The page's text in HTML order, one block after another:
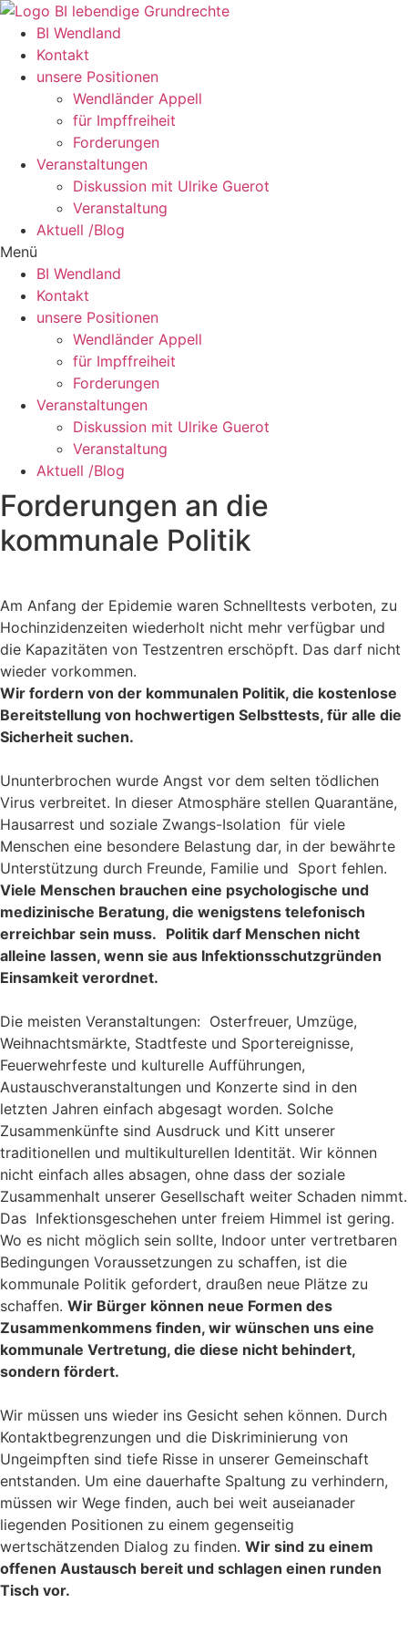
Zum
Inhalt
springen
BI Wendland
Kontakt
unsere Positionen
Wendländer Appell
für Impffreiheit
Forderungen
Veranstaltungen
Diskussion mit Ulrike Guerot
Veranstaltung
Aktuell /Blog
Menü
BI Wendland
Kontakt
unsere Positionen
Wendländer Appell
für Impffreiheit
Forderungen
Veranstaltungen
Diskussion mit Ulrike Guerot
Veranstaltung
Aktuell /Blog
Forderungen an die
kommunale Politik
Am Anfang der Epidemie waren Schnelltests verboten, zu
Hochinzidenzeiten wiederholt nicht mehr verfügbar und
die Kapazitäten von Testzentren erschöpft. Das darf nicht
wieder vorkommen.
Wir fordern von der kommunalen Politik, die kostenlose
Bereitstellung von hochwertigen Selbsttests, für alle die
Sicherheit suchen.
Ununterbrochen wurde Angst vor dem selten tödlichen
Virus verbreitet. In dieser Atmosphäre stellen Quarantäne,
Hausarrest und soziale Zwangs-Isolation für viele
Menschen eine besondere Belastung dar, in der bewährte
Unterstützung durch Freunde, Familie und Sport fehlen.
Viele Menschen brauchen eine psychologische und
medizinische Beratung, die wenigstens telefonisch
erreichbar sein muss. Politik darf Menschen nicht
alleine lassen, wenn sie aus Infektionsschutzgründen
Einsamkeit verordnet.
Die meisten Veranstaltungen: Osterfreuer, Umzüge,
Weihnachtsmärkte, Stadtfeste und Sportereignisse,
Feuerwehrfeste und kulturelle Aufführungen,
Austauschveranstaltungen und Konzerte sind in den
letzten Jahren einfach abgesagt worden. Solche
Zusammenkünfte sind Ausdruck und Kitt unserer
traditionellen und multikulturellen Identität. Wir können
nicht einfach alles absagen, ohne dass der soziale
Zusammenhalt unserer Gesellschaft weiter Schaden nimmt.
Das Infektionsgeschehen unter freiem Himmel ist gering.
Wo es nicht möglich sein sollte, Indoor unter vertretbaren
Bedingungen Voraussetzungen zu schaffen, ist die
kommunale Politik gefordert, draußen neue Plätze zu
schaffen. Wir Bürger können neue Formen des
Zusammenkommens finden, wir wünschen uns eine
kommunale Vertretung, die diese nicht behindert,
sondern fördert.
Wir müssen uns wieder ins Gesicht sehen können. Durch
Kontaktbegrenzungen und die Diskriminierung von
Ungeimpften sind tiefe Risse in unserer Gemeinschaft
entstanden. Um eine dauerhafte Spaltung zu verhindern,
müssen wir Wege finden, auch bei weit auseianader
liegenden Positionen zu einem gegenseitig
wertschätzenden Dialog zu finden. Wir sind zu einem
offenen Austausch bereit und schlagen einen runden
Tisch vor.